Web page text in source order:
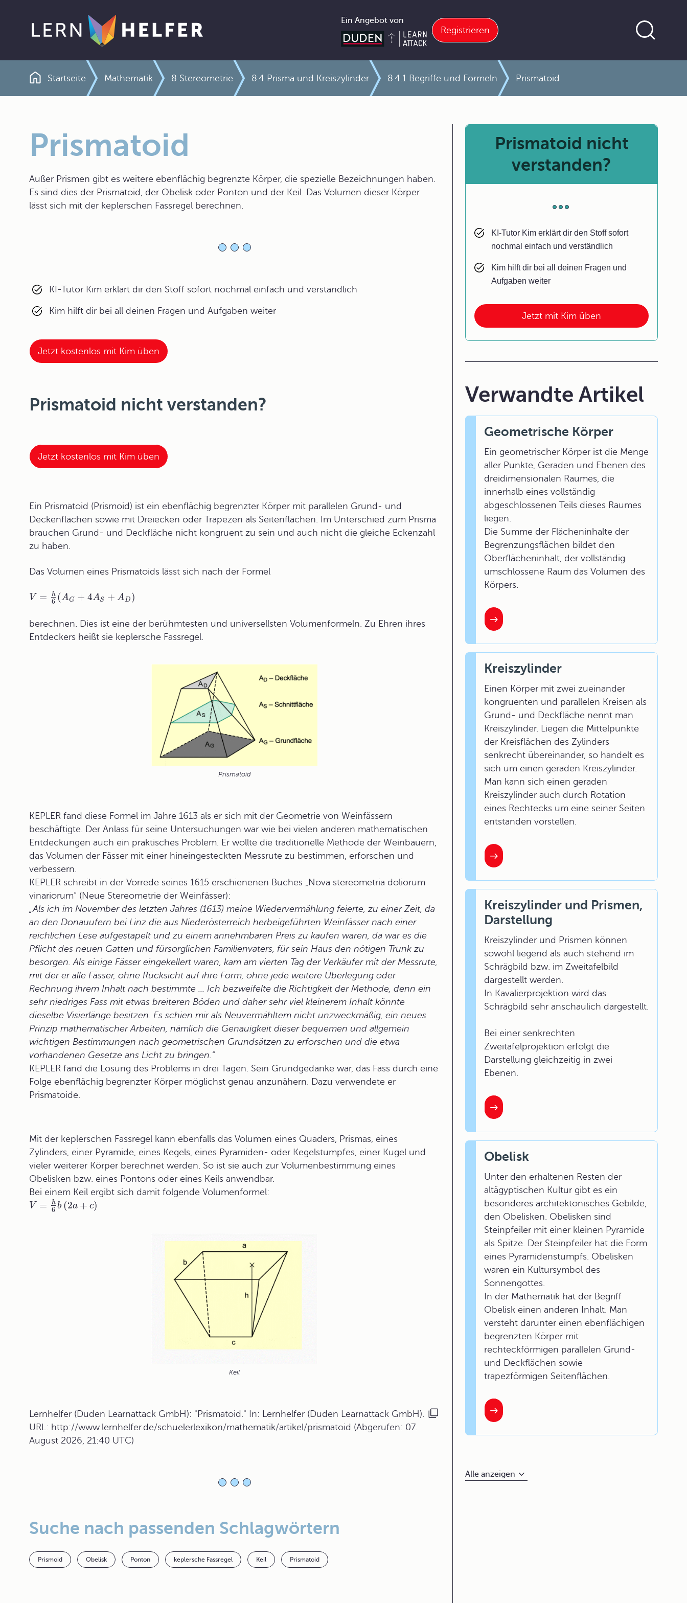
Ein Angebot von
Registrieren
Pfadnavigation
Startseite Mathematik 8 Stereometrie 8.4 Prisma und Kreiszylinder 8.4.1 Begriffe und Formeln Prismatoid
Prismatoid
Außer Prismen gibt es weitere ebenflächig begrenzte Körper, die spezielle Bezeichnungen haben.
Es sind dies der Prismatoid, der Obelisk oder Ponton und der Keil. Das Volumen dieser Körper
lässt sich mit der keplerschen Fassregel berechnen.
KI-Tutor Kim erklärt dir den Stoff sofort nochmal einfach und verständlich
Kim hilft dir bei all deinen Fragen und Aufgaben weiter
Jetzt kostenlos mit Kim üben
Prismatoid nicht verstanden?
Jetzt kostenlos mit Kim üben
Ein Prismatoid (Prismoid) ist ein ebenflächig begrenzter Körper mit parallelen Grund- und
Deckenflächen sowie mit Dreiecken oder Trapezen als Seitenflächen. Im Unterschied zum Prisma
brauchen Grund- und Deckfläche nicht kongruent zu sein und auch nicht die gleiche Eckenzahl
zu haben.
Das Volumen eines Prismatoids lässt sich nach der Formel
V = h
6 (AG + 4AS + AD )
berechnen. Dies ist eine der berühmtesten und universellsten Volumenformeln. Zu Ehren ihres
Entdeckers heißt sie keplersche Fassregel
Prismatoid
KEPLER fand diese Formel im Jahre 1613 als er sich mit der Geometrie von Weinfässern
beschäftigte. Der Anlass für seine Untersuchungen war wie bei vielen anderen mathematischen
Entdeckungen auch ein praktisches Problem. Er wollte die traditionelle Methode der Weinbauern,
das Volumen der Fässer mit einer hineingesteckten Messrute zu bestimmen, erforschen und
verbessern.
KEPLER schreibt in der Vorrede seines 1615 erschienenen Buches „Nova stereometria doliorum
vinariorum“ (Neue Stereometrie der Weinfässer):
„Als ich im November des letzten Jahres (1613) meine Wiedervermählung feierte, zu einer Zeit, da
an den Donauufern bei Linz die aus Niederösterreich herbeigeführten Weinfässer nach einer
reichlichen Lese aufgestapelt und zu einem annehmbaren Preis zu kaufen waren, da war es die
Pflicht des neuen Gatten und fürsorglichen Familienvaters, für sein Haus den nötigen Trunk zu
besorgen. Als einige Fässer eingekellert waren, kam am vierten Tag der Verkäufer mit der Messrute,
mit der er alle Fässer, ohne Rücksicht auf ihre Form, ohne jede weitere Überlegung oder
Rechnung ihrem Inhalt nach bestimmte ... Ich bezweifelte die Richtigkeit der Methode, denn ein
sehr niedriges Fass mit etwas breiteren Böden und daher sehr viel kleinerem Inhalt könnte
dieselbe Visierlänge besitzen. Es schien mir als Neuvermähltem nicht unzweckmäßig, ein neues
Prinzip mathematischer Arbeiten, nämlich die Genauigkeit dieser bequemen und allgemein
wichtigen Bestimmungen nach geometrischen Grundsätzen zu erforschen und die etwa
vorhandenen Gesetze ans Licht zu bringen.“
KEPLER fand die Lösung des Problems in drei Tagen. Sein Grundgedanke war, das Fass durch eine
Folge ebenflächig begrenzter Körper möglichst genau anzunähern. Dazu verwendete er
Prismatoide.
Mit der keplerschen Fassregel kann ebenfalls das Volumen eines Quaders, Prismas, eines
Zylinders, einer Pyramide, eines Kegels, eines Pyramiden- oder Kegelstumpfes, einer Kugel und
vieler weiterer Körper berechnet werden. So ist sie auch zur Volumenbestimmung eines
Obelisken bzw. eines Pontons oder eines Keils anwendbar.
Bei einem Keil ergibt sich damit folgende Volumenformel:
V = h
6 b (2a + c)
Keil
Lernhelfer (Duden Learnattack GmbH): "Prismatoid." In: Lernhelfer (Duden Learnattack GmbH).
URL: http://www.lernhelfer.de/schuelerlexikon/mathematik/artikel/prismatoid (Abgerufen: 07.
August 2026, 21:40 UTC)
Suche nach passenden Schlagwörtern
Prismoid Obelisk Ponton keplersche Fassregel Keil Prismatoid
Jetzt mit Kim üben
Prismatoid nicht
verstanden?
KI-Tutor Kim erklärt dir den Stoff sofort
nochmal einfach und verständlich
Kim hilft dir bei all deinen Fragen und
Aufgaben weiter
Verwandte Artikel
Geometrische Körper
Ein geometrischer Körper ist die Menge
aller Punkte, Geraden und Ebenen des
dreidimensionalen Raumes, die
innerhalb eines vollständig
abgeschlossenen Teils dieses Raumes
liegen.
Die Summe der Flächeninhalte der
Begrenzungsflächen bildet den
Oberflächeninhalt, der vollständig
umschlossene Raum das Volumen des
Körpers.
Kreiszylinder
Einen Körper mit zwei zueinander
kongruenten und parallelen Kreisen als
Grund- und Deckfläche nennt man
Kreiszylinder. Liegen die Mittelpunkte
der Kreisflächen des Zylinders
senkrecht übereinander, so handelt es
sich um einen geraden Kreiszylinder.
Man kann sich einen geraden
Kreiszylinder auch durch Rotation
eines Rechtecks um eine seiner Seiten
entstanden vorstellen.
Kreiszylinder und Prismen,
Darstellung
Kreiszylinder und Prismen können
sowohl liegend als auch stehend im
Schrägbild bzw. im Zweitafelbild
dargestellt werden.
In Kavalierprojektion wird das
Schrägbild sehr anschaulich dargestellt.
Bei einer senkrechten
Zweitafelprojektion erfolgt die
Darstellung gleichzeitig in zwei
Ebenen.
Obelisk
Unter den erhaltenen Resten der
altägyptischen Kultur gibt es ein
besonderes architektonisches Gebilde,
den Obelisken. Obelisken sind
Steinpfeiler mit einer kleinen Pyramide
als Spitze. Der Steinpfeiler hat die Form
eines Pyramidenstumpfs. Obelisken
waren ein Kultursymbol des
Sonnengottes.
In der Mathematik hat der Begriff
Obelisk einen anderen Inhalt. Man
versteht darunter einen ebenflächigen
begrenzten Körper mit
rechteckförmigen parallelen Grund-
und Deckflächen sowie
trapezförmigen Seitenflächen.
Alle anzeigen